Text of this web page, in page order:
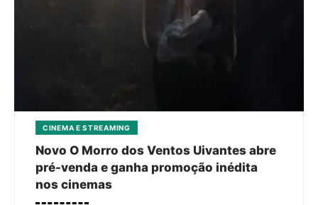
CINEMA E STREAMING
Novo O Morro dos Ventos Uivantes abre
pré-venda e ganha promoção inédita
nos cinemas